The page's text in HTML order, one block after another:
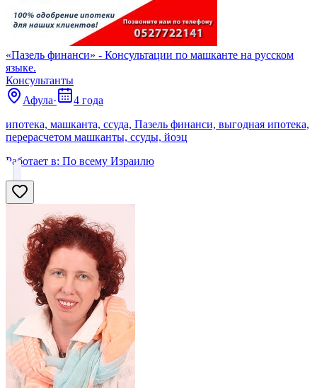
«Пазель финанси» - Консультации по машканте на русском
языке.
Консультанты
Афула·
4 года
ипотека, машканта, ссуда, Пазель финанси, выгодная ипотека,
перерасчетом машканты, ссуды, йоэц
Работает в: По всему Израилю